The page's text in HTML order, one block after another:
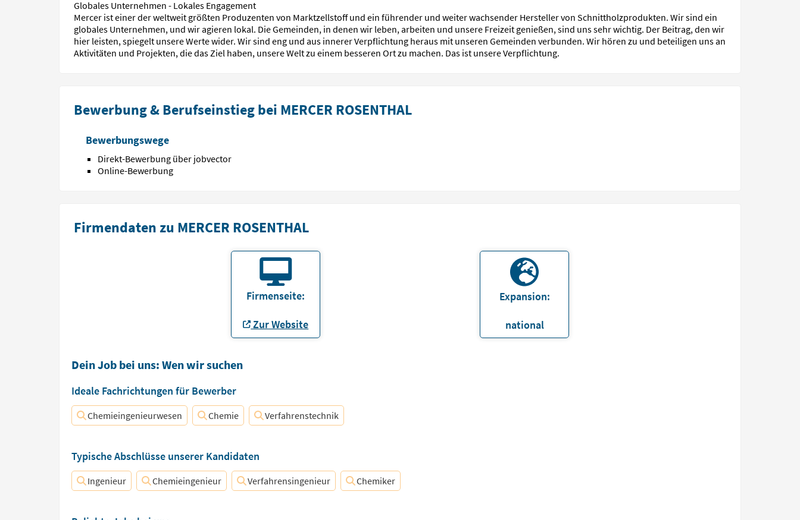
Globales Unternehmen - Lokales Engagement
Mercer ist einer der weltweit größten Produzenten von Marktzellstoff und ein führender und weiter wachsender Hersteller von Schnittholzprodukten. Wir sind ein
globales Unternehmen, und wir agieren lokal. Die Gemeinden, in denen wir leben, arbeiten und unsere Freizeit genießen, sind uns sehr wichtig. Der Beitrag, den wir
hier leisten, spiegelt unsere Werte wider. Wir sind eng und aus innerer Verpflichtung heraus mit unseren Gemeinden verbunden. Wir hören zu und beteiligen uns an
Aktivitäten und Projekten, die das Ziel haben, unsere Welt zu einem besseren Ort zu machen. Das ist unsere Verpflichtung.
Bewerbung & Berufseinstieg bei MERCER ROSENTHAL
Bewerbungswege
Direkt-Bewerbung über jobvector
Online-Bewerbung
Firmendaten zu MERCER ROSENTHAL
Firmenseite:
Zur Website
Expansion:
national
Dein Job bei uns: Wen wir suchen
Ideale Fachrichtungen für Bewerber
Chemieingenieurwesen Chemie Verfahrenstechnik
Typische Abschlüsse unserer Kandidaten
Ingenieur Chemieingenieur Verfahrensingenieur Chemiker